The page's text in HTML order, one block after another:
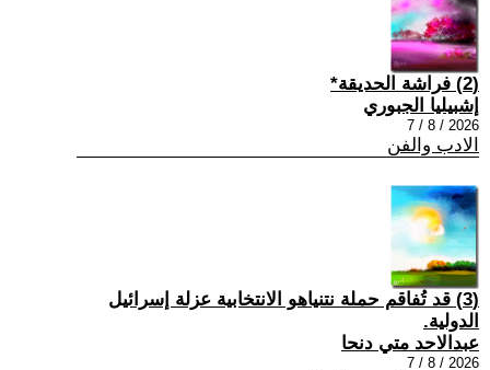
(2) فراشة الحديقة*
إشبيليا الجبوري
2026 / 8 / 7
الادب والفن
(3) قد تُفاقم حملة نتنياهو الانتخابية عزلة إسرائيل
الدولية.
عبدالاحد متي دنحا
2026 / 8 / 7